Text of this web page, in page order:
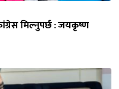
मिल्नुपर्छ : जयकृष्ण